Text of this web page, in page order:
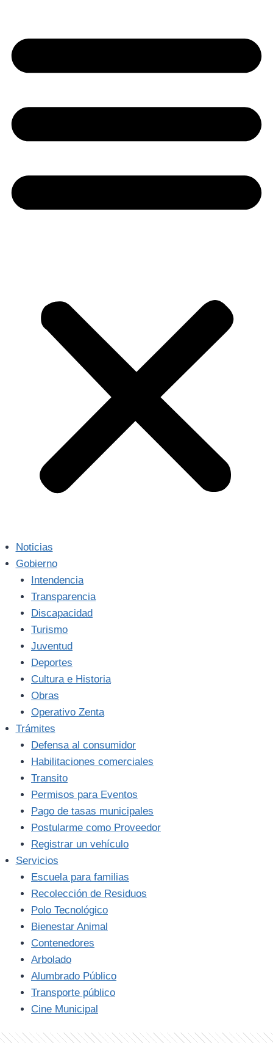
Noticias
Gobierno
Intendencia
Transparencia
Discapacidad
Turismo
Juventud
Deportes
Cultura e Historia
Obras
Operativo Zenta
Trámites
Defensa al consumidor
Habilitaciones comerciales
Transito
Permisos para Eventos
Pago de tasas municipales
Postularme como Proveedor
Registrar un vehículo
Servicios
Escuela para familias
Recolección de Residuos
Polo Tecnológico
Bienestar Animal
Contenedores
Arbolado
Alumbrado Público
Transporte público
Cine Municipal